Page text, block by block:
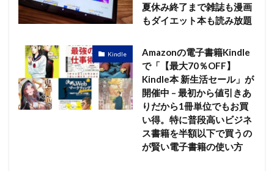
夏休み終了まで雑誌も漫画
もダイエット本も読み放題
Kindle
Amazonの電子書籍Kindle
で「【最大70％OFF】
Kindle本 新生活セール」が
開催中 – 最初から値引きあ
りだから1冊単位でもお買
い得。特に普段高いビジネ
ス書籍を半額以下で買うの
が賢い電子書籍の使い方